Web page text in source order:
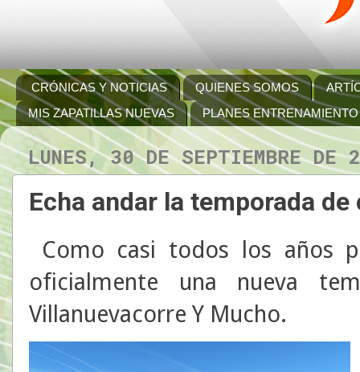
CRÓNICAS Y NOTICIAS QUIENES SOMOS
MIS ZAPATILLAS NUEVAS
PLANES ENTRENAMIENTO
LUNES, 30 DE SEPTIEMBRE DE
Echa andar la temporada
Como casi todos los años
oficialmente una nueva
Villanuevacorre Y Mucho.